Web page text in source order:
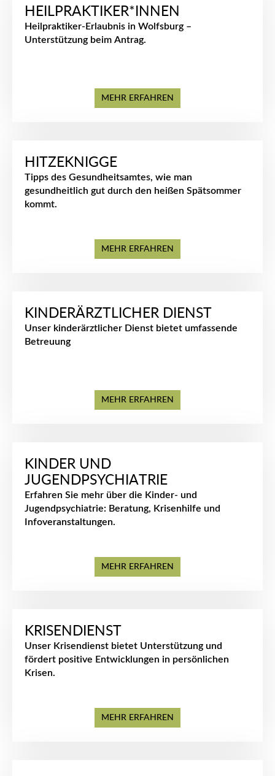
HEILPRAKTIKER*INNEN
Heilpraktiker-Erlaubnis in Wolfsburg –
Unterstützung beim Antrag.
MEHR ERFAHREN
HITZEKNIGGE
Tipps des Gesundheitsamtes, wie man
gesundheitlich gut durch den heißen Spätsommer
kommt.
MEHR ERFAHREN
KINDERÄRZTLICHER DIENST
Unser kinderärztlicher Dienst bietet umfassende
Betreuung
MEHR ERFAHREN
KINDER UND
JUGENDPSYCHIATRIE
Erfahren Sie mehr über die Kinder- und
Jugendpsychiatrie: Beratung, Krisenhilfe und
Infoveranstaltungen.
MEHR ERFAHREN
KRISENDIENST
Unser Krisendienst bietet Unterstützung und
fördert positive Entwicklungen in persönlichen
Krisen.
MEHR ERFAHREN